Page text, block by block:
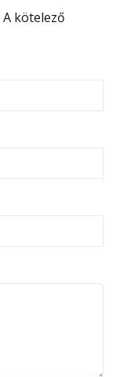
A kötelező